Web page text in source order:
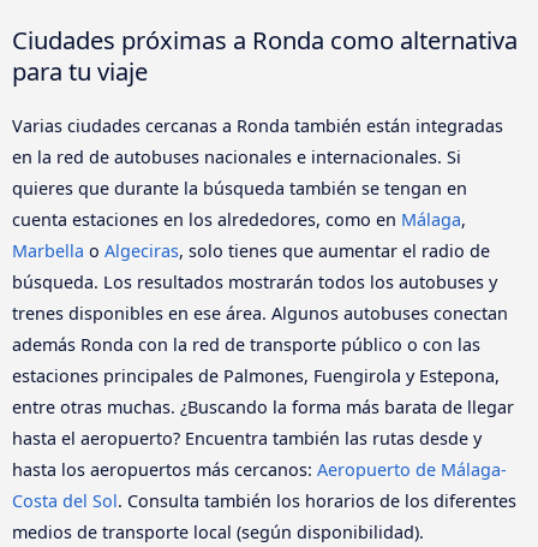
Ciudades próximas a Ronda como alternativa
para tu viaje
Varias ciudades cercanas a Ronda también están integradas
en la red de autobuses nacionales e internacionales. Si
quieres que durante la búsqueda también se tengan en
cuenta estaciones en los alrededores, como en Málaga,
Marbella o Algeciras, solo tienes que aumentar el radio de
búsqueda. Los resultados mostrarán todos los autobuses y
trenes disponibles en ese área. Algunos autobuses conectan
además Ronda con la red de transporte público o con las
estaciones principales de Palmones, Fuengirola y Estepona,
entre otras muchas. ¿Buscando la forma más barata de llegar
hasta el aeropuerto? Encuentra también las rutas desde y
hasta los aeropuertos más cercanos: Aeropuerto de Málaga-
Costa del Sol. Consulta también los horarios de los diferentes
medios de transporte local (según disponibilidad).